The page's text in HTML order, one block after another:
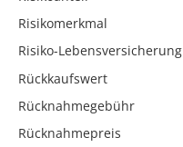
Risikomerkmal
Risiko-Lebensversicherung
Rückkaufswert
Rücknahmegebühr
Rücknahmepreis